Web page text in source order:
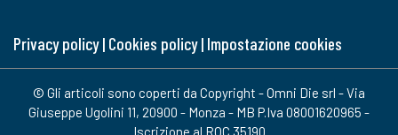
Privacy policy| Cookies policy| Impostazione cookies
© Gli articoli sono coperti da Copyright - Omni Die srl - Via
Giuseppe Ugolini 11, 20900 - Monza - MB P.Iva 08001620965 -
Iscrizione al ROC 35190